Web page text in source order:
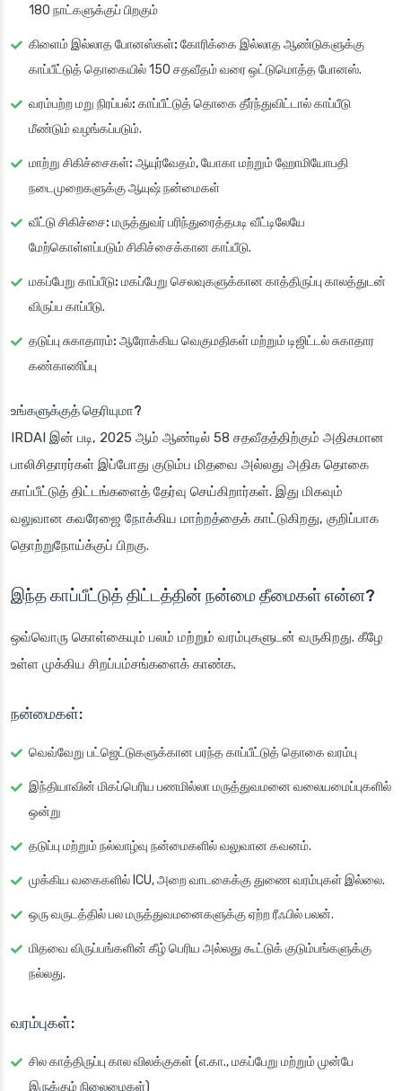
180 நாட்களுக்குப் பிறகும்
கிளைம் இல்லாத போனஸ்கள்: கோரிக்கை இல்லாத ஆண்டுகளுக்கு
காப்பீட்டுத் தொகையில் 150 சதவீதம் வரை ஒட்டுமொத்த போனஸ்.
வரம்பற்ற மறு நிரப்பல்: காப்பீட்டுத் தொகை தீர்ந்துவிட்டால் காப்பீடு
மீண்டும் வழங்கப்படும்.
மாற்று சிகிச்சைகள்: ஆயுர்வேதம், யோகா மற்றும் ஹோமியோபதி
நடைமுறைகளுக்கு ஆயுஷ் நன்மைகள்
வீட்டு சிகிச்சை: மருத்துவர் பரிந்துரைத்தபடி வீட்டிலேயே
மேற்கொள்ளப்படும் சிகிச்சைக்கான காப்பீடு.
மகப்பேறு காப்பீடு: மகப்பேறு செலவுகளுக்கான காத்திருப்பு காலத்துடன்
விருப்ப காப்பீடு.
தடுப்பு சுகாதாரம்: ஆரோக்கிய வெகுமதிகள் மற்றும் டிஜிட்டல் சுகாதார
கண்காணிப்பு
உங்களுக்குத் தெரியுமா?
IRDAI இன் படி, 2025 ஆம் ஆண்டில் 58 சதவீதத்திற்கும் அதிகமான
பாலிசிதாரர்கள் இப்போது குடும்ப மிதவை அல்லது அதிக தொகை
காப்பீட்டுத் திட்டங்களைத் தேர்வு செய்கிறார்கள். இது மிகவும்
வலுவான கவரேஜை நோக்கிய மாற்றத்தைக் காட்டுகிறது, குறிப்பாக
தொற்றுநோய்க்குப் பிறகு.
இந்த காப்பீட்டுத் திட்டத்தின் நன்மை தீமைகள் என்ன?
ஒவ்வொரு கொள்கையும் பலம் மற்றும் வரம்புகளுடன் வருகிறது. கீழே
உள்ள முக்கிய சிறப்பம்சங்களைக் காண்க.
நன்மைகள்:
வெவ்வேறு பட்ஜெட்டுகளுக்கான பரந்த காப்பீட்டுத் தொகை வரம்பு
இந்தியாவின் மிகப்பெரிய பணமில்லா மருத்துவமனை வலையமைப்புகளில்
ஒன்று
தடுப்பு மற்றும் நல்வாழ்வு நன்மைகளில் வலுவான கவனம்.
முக்கிய வகைகளில் ICU, அறை வாடகைக்கு துணை வரம்புகள் இல்லை.
ஒரு வருடத்தில் பல மருத்துவமனைகளுக்கு ஏற்ற ரீஃபில் பலன்.
மிதவை விருப்பங்களின் கீழ் பெரிய அல்லது கூட்டுக் குடும்பங்களுக்கு
நல்லது.
வரம்புகள்:
சில காத்திருப்பு கால விலக்குகள் (எ.கா., மகப்பேறு மற்றும் முன்பே
இருக்கும் நிலைமைகள்)